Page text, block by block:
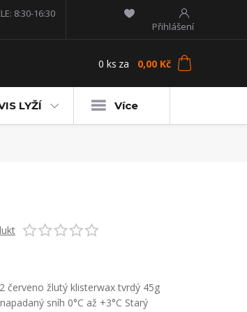
Přihlášení
8:30-16:30
0 ks za 0,00 Kč
LYŽÍ Více
červeno žlutý klisterwax tvrdý 45g
sníh 0°C až +3°C Starý